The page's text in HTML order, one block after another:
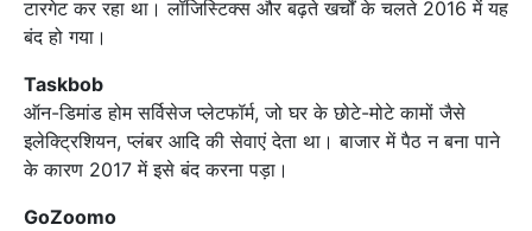
टारगेट कर रहा था। लॉजिस्टिक्स और बढ़ते खर्चों के चलते 2016 में यह
बंद हो गया।
Taskbob
ऑन-डिमांड होम सर्विसेज प्लेटफॉर्म, जो घर के छोटे-मोटे कामों जैसे
इलेक्ट्रिशियन, प्लंबर आदि की सेवाएं देता था। बाजार में पैठ न बना पाने
के कारण 2017 में इसे बंद करना पड़ा।
GoZoomo